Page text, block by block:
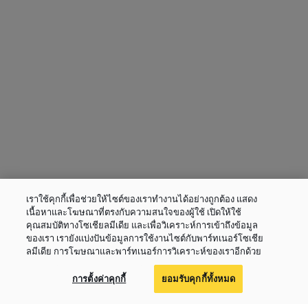
เราใช้คุกกี้เพื่อช่วยให้ไซต์ของเราทำงานได้อย่างถูกต้อง แสดง
เนื้อหาและโฆษณาที่ตรงกับความสนใจของผู้ใช้ เปิดให้ใช้
คุณสมบัติทางโซเชียลมีเดีย และเพื่อวิเคราะห์การเข้าถึงข้อมูล
ของเรา เรายังแบ่งปันข้อมูลการใช้งานไซต์กับพาร์ทเนอร์โซเชีย
ลมีเดีย การโฆษณาและพาร์ทเนอร์การวิเคราะห์ของเราอีกด้วย
การตั้งค่าคุกกี้ ยอมรับคุกกี้ทั้งหมด